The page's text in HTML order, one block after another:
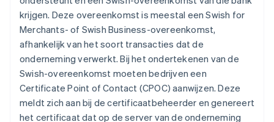
krijgen. Deze overeenkomst is meestal een Swish for
Merchants- of Swish Business-overeenkomst,
afhankelijk van het soort transacties dat de
onderneming verwerkt. Bij het ondertekenen van de
Swish-overeenkomst moeten bedrijven een
Certificate Point of Contact (CPOC) aanwijzen. Deze
meldt zich aan bij de certificaatbeheerder en genereert
het certificaat dat op de server van de onderneming